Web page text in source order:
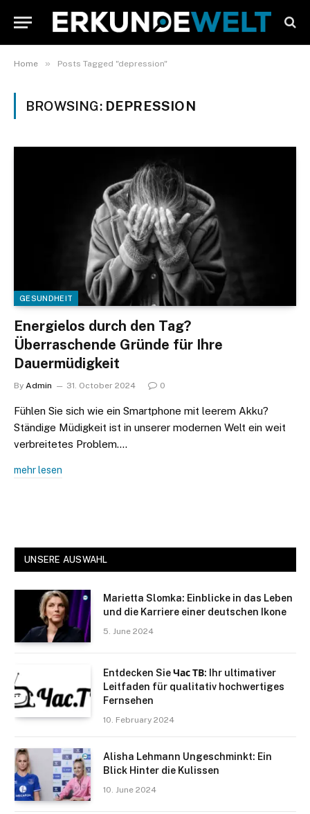
Home » Posts Tagged "depression"
BROWSING: DEPRESSION
GESUNDHEIT
Energielos durch den Tag?
Überraschende Gründe für Ihre
Dauermüdigkeit
By Admin 31. October 2024 0
Fühlen Sie sich wie ein Smartphone mit leerem Akku?
Ständige Müdigkeit ist in unserer modernen Welt ein weit
verbreitetes Problem.…
mehr lesen
UNSERE AUSWAHL
Marietta Slomka: Einblicke in das Leben
und die Karriere einer deutschen Ikone
5. June 2024
Entdecken Sie Час ТВ: Ihr ultimativer
Leitfaden für qualitativ hochwertiges
Fernsehen
10. February 2024
Alisha Lehmann Ungeschminkt: Ein
Blick Hinter die Kulissen
10. June 2024